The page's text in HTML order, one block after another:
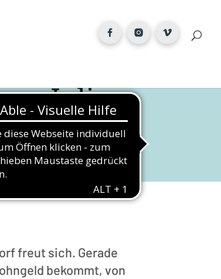
an Julia
freut sich. Gerade
bekommt, von